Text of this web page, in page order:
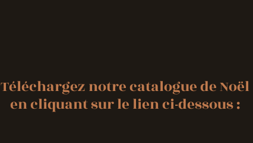
Téléchargez notre catalogue de Noël
en cliquant sur le lien ci-dessous :